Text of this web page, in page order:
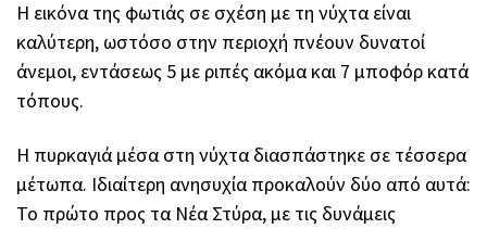
Η εικόνα της φωτιάς σε σχέση με τη νύχτα είναι
καλύτερη, ωστόσο στην περιοχή πνέουν δυνατοί
άνεμοι, εντάσεως 5 με ριπές ακόμα και 7 μποφόρ κατά
τόπους.
Η πυρκαγιά μέσα στη νύχτα διασπάστηκε σε τέσσερα
μέτωπα. Ιδιαίτερη ανησυχία προκαλούν δύο από αυτά:
Το πρώτο προς τα Νέα Στύρα, με τις δυνάμεις